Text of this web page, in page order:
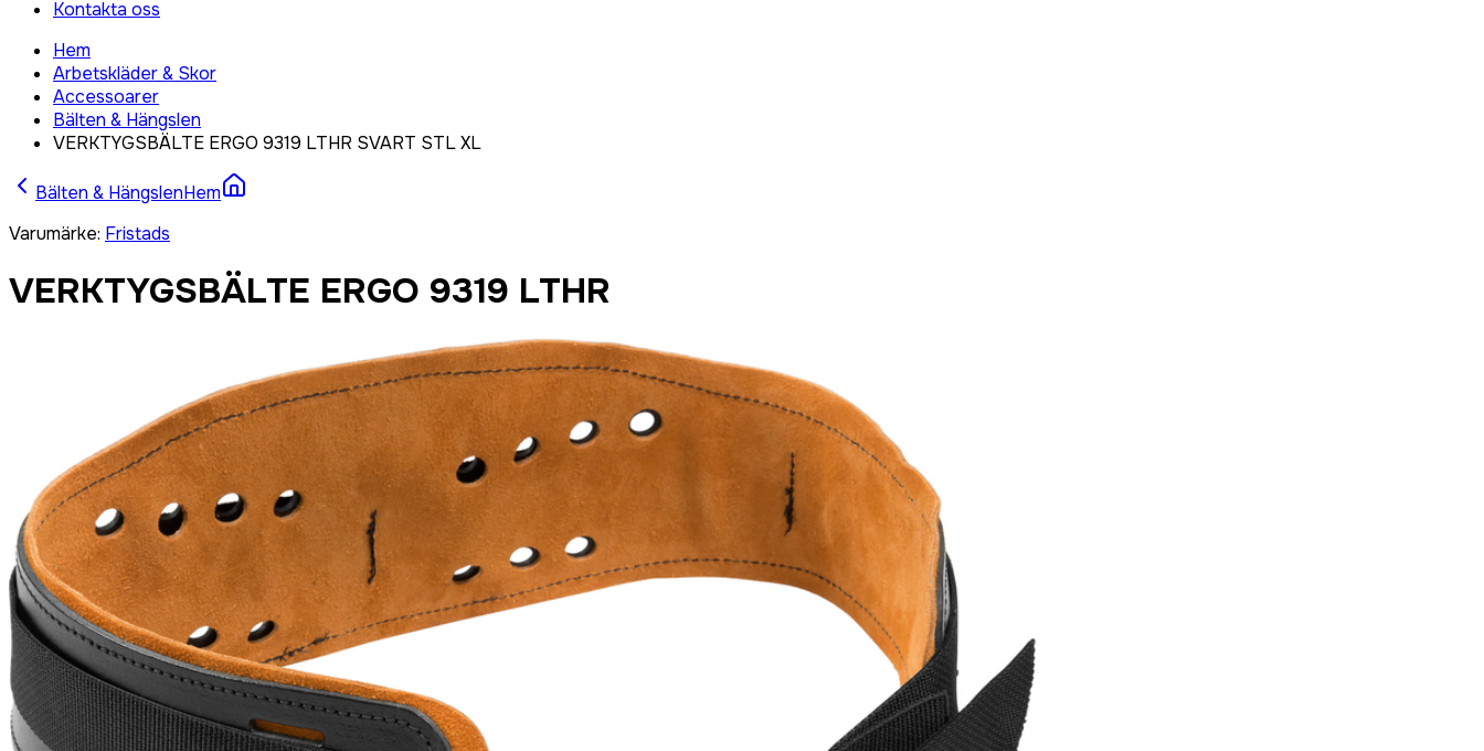
Kontakta oss
Hem
Arbetskläder & Skor
Accessoarer
Bälten & Hängslen
VERKTYGSBÄLTE ERGO 9319 LTHR SVART STL XL
Bälten & HängslenHem
Varumärke: Fristads
VERKTYGSBÄLTE ERGO 9319 LTHR